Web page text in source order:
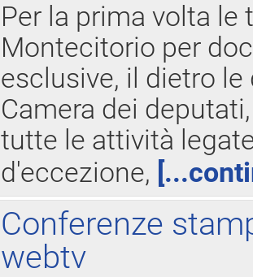
Per la prima volta le
Montecitorio per
esclusive, il dietro
Camera dei
tutte le attività
d'eccezione,
Conferenze
webtv